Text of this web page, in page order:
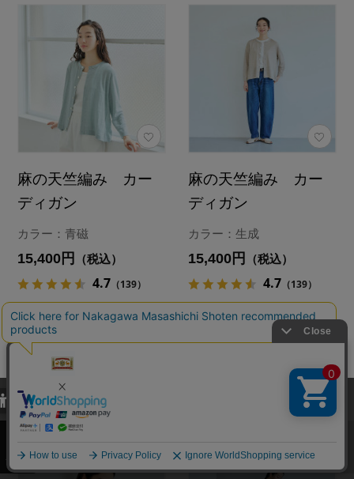
麻の天竺編み カー
ディガン
カラー：青磁
15,400円 （税込）
4.7 （139）
カートに入れる
あとで買う
麻の天竺編み カー
ディガン
カラー：生成
15,400円 （税込）
4.7 （139）
カートに入れる
あとで買う
当サイトでは、当サイト内における閲覧履歴・属性情報などの取得およ
び利便性向上のためにクッキー（Cookie）を使用いたします。詳細に
関しては「プライバシーポリシー
承諾する